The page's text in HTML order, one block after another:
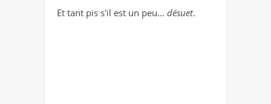
Et tant pis s'il est un peu... désuet.